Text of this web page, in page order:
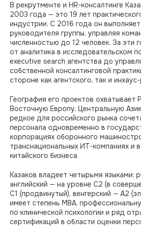
В рекрутменте и HR-консалтинге
2003 года — это 19 лет
индустрии. С 2016 года он
руководителя группы, управляя
численностью до 12 человек. За эти
от аналитика в исследовательском
executive search агентства до
собственной консалтинговой
стороне как агентского, так и
География его проектов охватывает
Восточную Европу, Центральную
редкое для российского рынка
персонала одновременно в
корпорациях оборонного
транснациональных ИТ-компаниях и
китайского бизнеса.
Казаков владеет четырьмя языками:
английский — на уровне C2 (в
C1 (продвинутый), венгерский — A2
имеет степень MBA,
по клинической психологии и ряд
сертификаций в области оценки